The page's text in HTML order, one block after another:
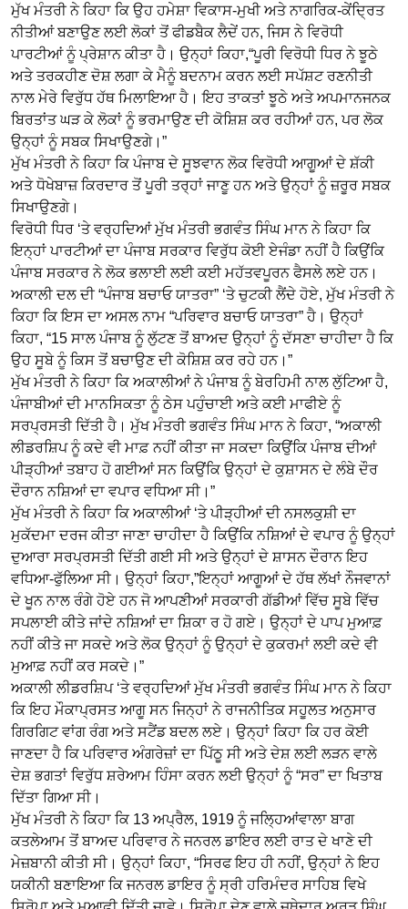
ਮੁੱਖ ਮੰਤਰੀ ਨੇ ਕਿਹਾ ਕਿ ਉਹ ਹਮੇਸ਼ਾ ਵਿਕਾਸ-ਮੁਖੀ ਅਤੇ ਨਾਗਰਿਕ-ਕੇਂਦ੍ਰਿਤ
ਨੀਤੀਆਂ ਬਣਾਉਣ ਲਈ ਲੋਕਾਂ ਤੋਂ ਫੀਡਬੈਕ ਲੈਦੇਂ ਹਨ, ਜਿਸ ਨੇ ਵਿਰੋਧੀ
ਪਾਰਟੀਆਂ ਨੂੰ ਪ੍ਰੇਸ਼ਾਨ ਕੀਤਾ ਹੈ। ਉਨ੍ਹਾਂ ਕਿਹਾ,“ਪੂਰੀ ਵਿਰੋਧੀ ਧਿਰ ਨੇ ਝੂਠੇ
ਅਤੇ ਤਰਕਹੀਣ ਦੋਸ਼ ਲਗਾ ਕੇ ਮੈਨੂੰ ਬਦਨਾਮ ਕਰਨ ਲਈ ਸਪੱਸ਼ਟ ਰਣਨੀਤੀ
ਨਾਲ ਮੇਰੇ ਵਿਰੁੱਧ ਹੱਥ ਮਿਲਾਇਆ ਹੈ। ਇਹ ਤਾਕਤਾਂ ਝੂਠੇ ਅਤੇ ਅਪਮਾਨਜਨਕ
ਬਿਰਤਾਂਤ ਘੜ ਕੇ ਲੋਕਾਂ ਨੂੰ ਭਰਮਾਉਣ ਦੀ ਕੋਸ਼ਿਸ਼ ਕਰ ਰਹੀਆਂ ਹਨ, ਪਰ ਲੋਕ
ਉਨ੍ਹਾਂ ਨੂੰ ਸਬਕ ਸਿਖਾਉਣਗੇ।”
ਮੁੱਖ ਮੰਤਰੀ ਨੇ ਕਿਹਾ ਕਿ ਪੰਜਾਬ ਦੇ ਸੂਝਵਾਨ ਲੋਕ ਵਿਰੋਧੀ ਆਗੂਆਂ ਦੇ ਸ਼ੱਕੀ
ਅਤੇ ਧੋਖੇਬਾਜ਼ ਕਿਰਦਾਰ ਤੋਂ ਪੂਰੀ ਤਰ੍ਹਾਂ ਜਾਣੂ ਹਨ ਅਤੇ ਉਨ੍ਹਾਂ ਨੂੰ ਜ਼ਰੂਰ ਸਬਕ
ਸਿਖਾਉਣਗੇ।
ਵਿਰੋਧੀ ਧਿਰ ‘ਤੇ ਵਰ੍ਹਦਿਆਂ ਮੁੱਖ ਮੰਤਰੀ ਭਗਵੰਤ ਸਿੰਘ ਮਾਨ ਨੇ ਕਿਹਾ ਕਿ
ਇਨ੍ਹਾਂ ਪਾਰਟੀਆਂ ਦਾ ਪੰਜਾਬ ਸਰਕਾਰ ਵਿਰੁੱਧ ਕੋਈ ਏਜੰਡਾ ਨਹੀਂ ਹੈ ਕਿਉਂਕਿ
ਪੰਜਾਬ ਸਰਕਾਰ ਨੇ ਲੋਕ ਭਲਾਈ ਲਈ ਕਈ ਮਹੱਤਵਪੂਰਨ ਫੈਸਲੇ ਲਏ ਹਨ।
ਅਕਾਲੀ ਦਲ ਦੀ “ਪੰਜਾਬ ਬਚਾਓ ਯਾਤਰਾ” ‘ਤੇ ਚੁਟਕੀ ਲੈਂਦੇ ਹੋਏ, ਮੁੱਖ ਮੰਤਰੀ ਨੇ
ਕਿਹਾ ਕਿ ਇਸ ਦਾ ਅਸਲ ਨਾਮ “ਪਰਿਵਾਰ ਬਚਾਓ ਯਾਤਰਾ” ਹੈ। ਉਨ੍ਹਾਂ
ਕਿਹਾ, “15 ਸਾਲ ਪੰਜਾਬ ਨੂੰ ਲੁੱਟਣ ਤੋਂ ਬਾਅਦ ਉਨ੍ਹਾਂ ਨੂੰ ਦੱਸਣਾ ਚਾਹੀਦਾ ਹੈ ਕਿ
ਉਹ ਸੂਬੇ ਨੂੰ ਕਿਸ ਤੋਂ ਬਚਾਉਣ ਦੀ ਕੋਸ਼ਿਸ਼ ਕਰ ਰਹੇ ਹਨ।”
ਮੁੱਖ ਮੰਤਰੀ ਨੇ ਕਿਹਾ ਕਿ ਅਕਾਲੀਆਂ ਨੇ ਪੰਜਾਬ ਨੂੰ ਬੇਰਹਿਮੀ ਨਾਲ ਲੁੱਟਿਆ ਹੈ,
ਪੰਜਾਬੀਆਂ ਦੀ ਮਾਨਸਿਕਤਾ ਨੂੰ ਠੇਸ ਪਹੁੰਚਾਈ ਅਤੇ ਕਈ ਮਾਫੀਏ ਨੂੰ
ਸਰਪ੍ਰਸਤੀ ਦਿੱਤੀ ਹੈ। ਮੁੱਖ ਮੰਤਰੀ ਭਗਵੰਤ ਸਿੰਘ ਮਾਨ ਨੇ ਕਿਹਾ, “ਅਕਾਲੀ
ਲੀਡਰਸ਼ਿਪ ਨੂੰ ਕਦੇ ਵੀ ਮਾਫ਼ ਨਹੀਂ ਕੀਤਾ ਜਾ ਸਕਦਾ ਕਿਉਂਕਿ ਪੰਜਾਬ ਦੀਆਂ
ਪੀੜ੍ਹੀਆਂ ਤਬਾਹ ਹੋ ਗਈਆਂ ਸਨ ਕਿਉਂਕਿ ਉਨ੍ਹਾਂ ਦੇ ਕੁਸ਼ਾਸਨ ਦੇ ਲੰਬੇ ਦੌਰ
ਦੌਰਾਨ ਨਸ਼ਿਆਂ ਦਾ ਵਪਾਰ ਵਧਿਆ ਸੀ।”
ਮੁੱਖ ਮੰਤਰੀ ਨੇ ਕਿਹਾ ਕਿ ਅਕਾਲੀਆਂ ‘ਤੇ ਪੀੜ੍ਹੀਆਂ ਦੀ ਨਸਲਕੁਸ਼ੀ ਦਾ
ਮੁਕੱਦਮਾ ਦਰਜ ਕੀਤਾ ਜਾਣਾ ਚਾਹੀਦਾ ਹੈ ਕਿਉਂਕਿ ਨਸ਼ਿਆਂ ਦੇ ਵਪਾਰ ਨੂੰ ਉਨ੍ਹਾਂ
ਦੁਆਰਾ ਸਰਪ੍ਰਸਤੀ ਦਿੱਤੀ ਗਈ ਸੀ ਅਤੇ ਉਨ੍ਹਾਂ ਦੇ ਸ਼ਾਸਨ ਦੌਰਾਨ ਇਹ
ਵਧਿਆ-ਫੁੱਲਿਆ ਸੀ। ਉਨ੍ਹਾਂ ਕਿਹਾ,”ਇਨ੍ਹਾਂ ਆਗੂਆਂ ਦੇ ਹੱਥ ਲੱਖਾਂ ਨੌਜਵਾਨਾਂ
ਦੇ ਖੂਨ ਨਾਲ ਰੰਗੇ ਹੋਏ ਹਨ ਜੋ ਆਪਣੀਆਂ ਸਰਕਾਰੀ ਗੱਡੀਆਂ ਵਿੱਚ ਸੂਬੇ ਵਿੱਚ
ਸਪਲਾਈ ਕੀਤੇ ਜਾਂਦੇ ਨਸ਼ਿਆਂ ਦਾ ਸ਼ਿਕਾ ਰ ਹੋ ਗਏ। ਉਨ੍ਹਾਂ ਦੇ ਪਾਪ ਮੁਆਫ਼
ਨਹੀਂ ਕੀਤੇ ਜਾ ਸਕਦੇ ਅਤੇ ਲੋਕ ਉਨ੍ਹਾਂ ਨੂੰ ਉਨ੍ਹਾਂ ਦੇ ਕੁਕਰਮਾਂ ਲਈ ਕਦੇ ਵੀ
ਮੁਆਫ਼ ਨਹੀਂ ਕਰ ਸਕਦੇ।”
ਅਕਾਲੀ ਲੀਡਰਸ਼ਿਪ ‘ਤੇ ਵਰ੍ਹਦਿਆਂ ਮੁੱਖ ਮੰਤਰੀ ਭਗਵੰਤ ਸਿੰਘ ਮਾਨ ਨੇ ਕਿਹਾ
ਕਿ ਇਹ ਮੌਕਾਪ੍ਰਸਤ ਆਗੂ ਸਨ ਜਿਨ੍ਹਾਂ ਨੇ ਰਾਜਨੀਤਿਕ ਸਹੂਲਤ ਅਨੁਸਾਰ
ਗਿਰਗਿਟ ਵਾਂਗ ਰੰਗ ਅਤੇ ਸਟੈਂਡ ਬਦਲ ਲਏ। ਉਨ੍ਹਾਂ ਕਿਹਾ ਕਿ ਹਰ ਕੋਈ
ਜਾਣਦਾ ਹੈ ਕਿ ਪਰਿਵਾਰ ਅੰਗਰੇਜ਼ਾਂ ਦਾ ਪਿੱਠੂ ਸੀ ਅਤੇ ਦੇਸ਼ ਲਈ ਲੜਨ ਵਾਲੇ
ਦੇਸ਼ ਭਗਤਾਂ ਵਿਰੁੱਧ ਸ਼ਰੇਆਮ ਹਿੰਸਾ ਕਰਨ ਲਈ ਉਨ੍ਹਾਂ ਨੂੰ “ਸਰ” ਦਾ ਖਿਤਾਬ
ਦਿੱਤਾ ਗਿਆ ਸੀ।
ਮੁੱਖ ਮੰਤਰੀ ਨੇ ਕਿਹਾ ਕਿ 13 ਅਪ੍ਰੈਲ, 1919 ਨੂੰ ਜਲ੍ਹਿਆਂਵਾਲਾ ਬਾਗ
ਕਤਲੇਆਮ ਤੋਂ ਬਾਅਦ ਪਰਿਵਾਰ ਨੇ ਜਨਰਲ ਡਾਇਰ ਲਈ ਰਾਤ ਦੇ ਖਾਣੇ ਦੀ
ਮੇਜ਼ਬਾਨੀ ਕੀਤੀ ਸੀ। ਉਨ੍ਹਾਂ ਕਿਹਾ, “ਸਿਰਫ ਇਹ ਹੀ ਨਹੀਂ, ਉਨ੍ਹਾਂ ਨੇ ਇਹ
ਯਕੀਨੀ ਬਣਾਇਆ ਕਿ ਜਨਰਲ ਡਾਇਰ ਨੂੰ ਸ੍ਰੀ ਹਰਿਮੰਦਰ ਸਾਹਿਬ ਵਿਖੇ